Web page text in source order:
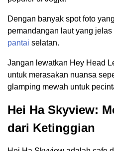
Dengan banyak spot foto
pemandangan laut yang
pantai selatan.
Jangan lewatkan Hey Head
untuk merasakan nuansa
glamping mewah untuk
Hei Ha Skyview:
dari Ketinggian